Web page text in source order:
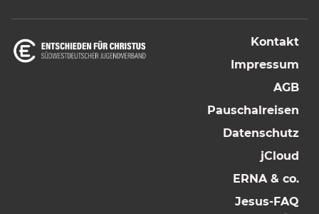
Kontakt
Impressum
AGB
Pauschalreisen
Datenschutz
jCloud
ERNA & co.
Jesus-FAQ